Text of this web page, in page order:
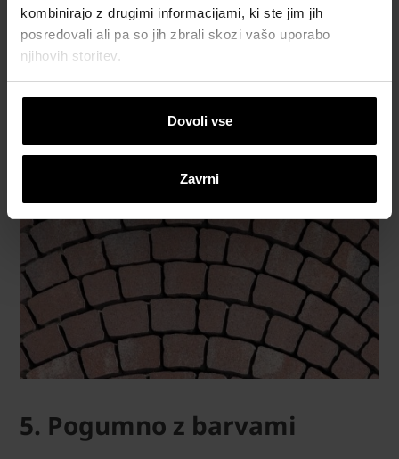
kombinirajo z drugimi informacijami, ki ste jim jih
posredovali ali pa so jih zbrali skozi vašo uporabo
njihovih storitev.
Dovoli vse
Zavrni
5. Pogumno z barvami